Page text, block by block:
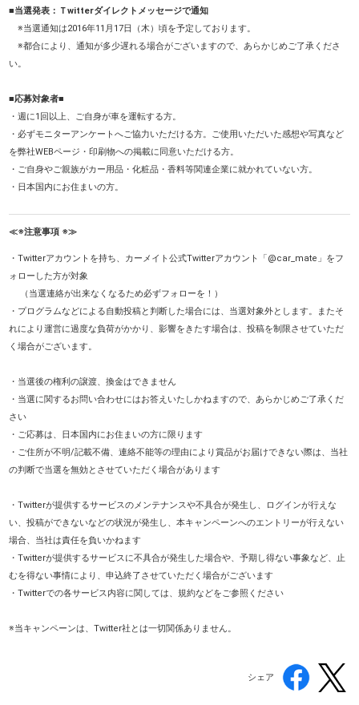
■当選発表：Ｔwitterダイレクトメッセージで通知
※当選通知は2016年11月17日（木）頃を予定しております。
※都合により、通知が多少遅れる場合がございますので、あらかじめご了承くださ
い。
■応募対象者■
・週に1回以上、ご自身が車を運転する方。
・必ずモニターアンケートへご協力いただける方。ご使用いただいた感想や写真など
を弊社WEBページ・印刷物への掲載に同意いただける方。
・ご自身やご親族がカー用品・化粧品・香料等関連企業に就かれていない方。
・日本国内にお住まいの方。
≪※注意事項 ※≫
・Twitterアカウントを持ち、カーメイト公式Twitterアカウント「@car_mate」をフ
ォローした方が対象
（当選連絡が出来なくなるため必ずフォローを！）
・プログラムなどによる自動投稿と判断した場合には、当選対象外とします。またそ
れにより運営に過度な負荷がかかり、影響をきたす場合は、投稿を制限させていただ
く場合がございます。
・当選後の権利の譲渡、換金はできません
・当選に関するお問い合わせにはお答えいたしかねますので、あらかじめご了承くだ
さい
・ご応募は、日本国内にお住まいの方に限ります
・ご住所が不明/記載不備、連絡不能等の理由により賞品がお届けできない際は、当社
の判断で当選を無効とさせていただく場合があります
・Twitterが提供するサービスのメンテナンスや不具合が発生し、ログインが行えな
い、投稿ができないなどの状況が発生し、本キャンペーンへのエントリーが行えない
場合、当社は責任を負いかねます
・Twitterが提供するサービスに不具合が発生した場合や、予期し得ない事象など、止
むを得ない事情により、申込終了させていただく場合がございます
・Twitterでの各サービス内容に関しては、規約などをご参照ください
※当キャンペーンは、Twitter社とは一切関係ありません。
シェア